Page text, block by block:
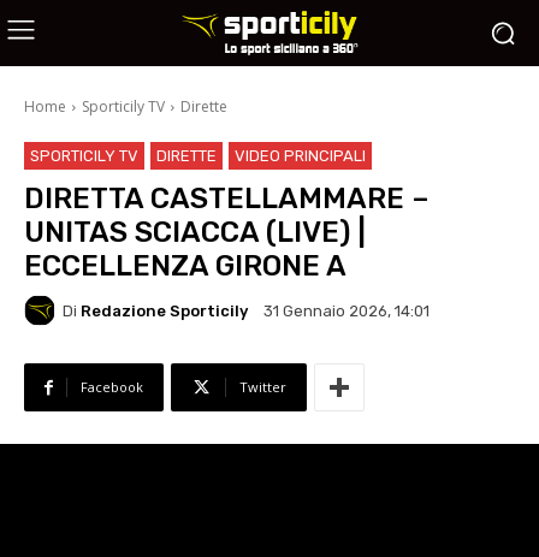
Home Sporticily TV Dirette
SPORTICILY TV DIRETTE VIDEO PRINCIPALI
DIRETTA CASTELLAMMARE –
UNITAS SCIACCA (LIVE) |
ECCELLENZA GIRONE A
Di Redazione Sporticily 31 Gennaio 2026, 14:01
Facebook Twitter